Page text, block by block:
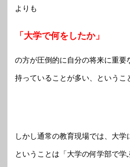
よりも
「大学で何をしたか」
の方が圧倒的に自分の将来に重要
持っていることが多い、というこ
しかし通常の教育現場では、大学
ということは「大学の何学部で学